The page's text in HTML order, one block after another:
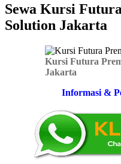
Sewa Kursi
Solution Jakarta
Kursi Futura
Jakarta
Informasi &